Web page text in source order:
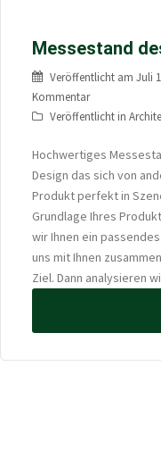
Messestand
Veröffentlicht am Juli
Kommentar
Veröffentlicht in
Hochwertiges
Design das sich von
Produkt perfekt in
Grundlage Ihres
wir Ihnen ein
uns mit Ihnen
Ziel. Dann analysieren